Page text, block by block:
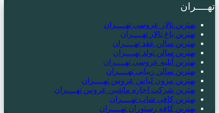
تهــــران
بهترین تالار عروسی تهــــران
بهترین باغ تالار تهــــران
بهترین سالن عقد تهــــران
بهترین سالن تولد تهــــران
بهترین آتلیه عروسی تهــــران
بهترین سالن زیبایی تهــــران
بهترین مزون لباس عروس تهــــران
بهترین شرکت اجاره ماشین عروس تهــــران
بهترین کافی شاپ تهــــران
بهترین کافه رستوران تهــــران